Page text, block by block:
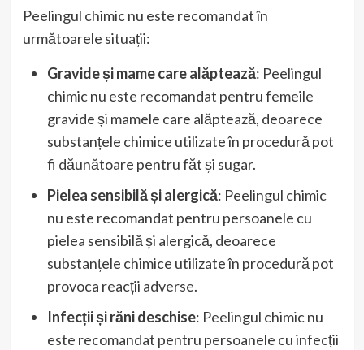
Peelingul chimic nu este recomandat în
următoarele situații:
Gravide și mame care alăptează: Peelingul
chimic nu este recomandat pentru femeile
gravide și mamele care alăptează, deoarece
substanțele chimice utilizate în procedură pot
fi dăunătoare pentru făt și sugar.
Pielea sensibilă și alergică: Peelingul chimic
nu este recomandat pentru persoanele cu
pielea sensibilă și alergică, deoarece
substanțele chimice utilizate în procedură pot
provoca reacții adverse.
Infecții și răni deschise: Peelingul chimic nu
este recomandat pentru persoanele cu infecții